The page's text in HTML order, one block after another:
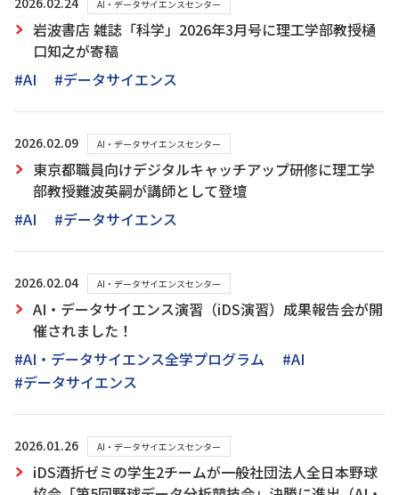
AI・データサイエンスセンター
岩波書店 雑誌「科学」2026年3月号に理工学部教授樋
口知之が寄稿
#AI
#データサイエンス
2026.02.09 AI・データサイエンスセンター
東京都職員向けデジタルキャッチアップ研修に理工学
部教授難波英嗣が講師として登壇
#AI
#データサイエンス
2026.02.04 AI・データサイエンスセンター
AI・データサイエンス演習（iDS演習）成果報告会が開
催されました！
#AI・データサイエンス全学プログラム
#AI
#データサイエンス
2026.01.26 AI・データサイエンスセンター
iDS酒折ゼミの学生2チームが一般社団法人全日本野球